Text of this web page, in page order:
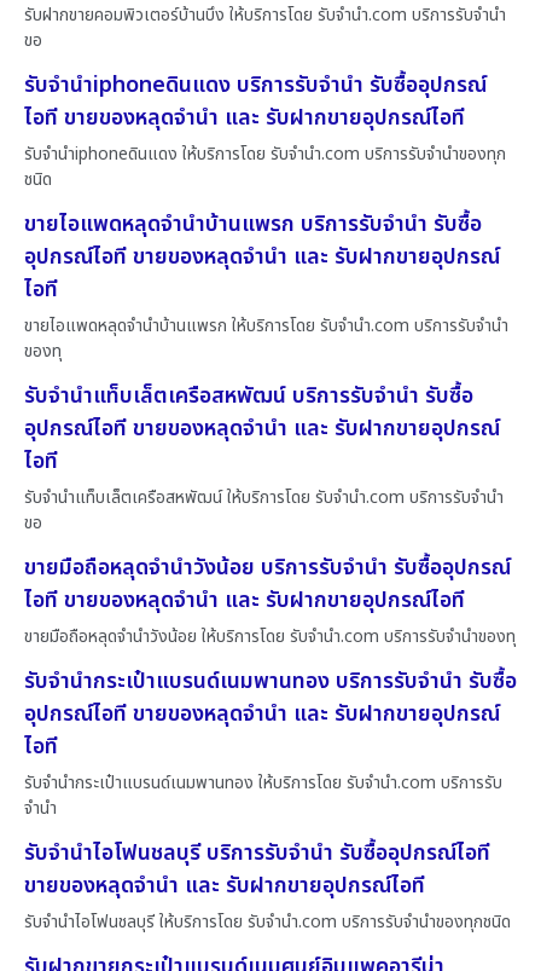
รับฝากขายคอมพิวเตอร์บ้านบึง ให้บริการโดย รับจํานํา.com บริการรับจำนำ
ขอ
รับจำนำiphoneดินแดง บริการรับจำนำ รับซื้ออุปกรณ์
ไอที ขายของหลุดจำนำ และ รับฝากขายอุปกรณ์ไอที
รับจำนำiphoneดินแดง ให้บริการโดย รับจํานํา.com บริการรับจำนำของทุก
ชนิด
ขายไอแพดหลุดจำนำบ้านแพรก บริการรับจำนำ รับซื้อ
อุปกรณ์ไอที ขายของหลุดจำนำ และ รับฝากขายอุปกรณ์
ไอที
ขายไอแพดหลุดจำนำบ้านแพรก ให้บริการโดย รับจํานํา.com บริการรับจำนำ
ของทุ
รับจำนำแท็บเล็ตเครือสหพัฒน์ บริการรับจำนำ รับซื้อ
อุปกรณ์ไอที ขายของหลุดจำนำ และ รับฝากขายอุปกรณ์
ไอที
รับจำนำแท็บเล็ตเครือสหพัฒน์ ให้บริการโดย รับจํานํา.com บริการรับจำนำ
ขอ
ขายมือถือหลุดจำนำวังน้อย บริการรับจำนำ รับซื้ออุปกรณ์
ไอที ขายของหลุดจำนำ และ รับฝากขายอุปกรณ์ไอที
ขายมือถือหลุดจำนำวังน้อย ให้บริการโดย รับจํานํา.com บริการรับจำนำของทุ
รับจำนำกระเป๋าแบรนด์เนมพานทอง บริการรับจำนำ รับซื้อ
อุปกรณ์ไอที ขายของหลุดจำนำ และ รับฝากขายอุปกรณ์
ไอที
รับจำนำกระเป๋าแบรนด์เนมพานทอง ให้บริการโดย รับจํานํา.com บริการรับ
จำนำ
รับจำนำไอโฟนชลบุรี บริการรับจำนำ รับซื้ออุปกรณ์ไอที
ขายของหลุดจำนำ และ รับฝากขายอุปกรณ์ไอที
รับจำนำไอโฟนชลบุรี ให้บริการโดย รับจํานํา.com บริการรับจำนำของทุกชนิด